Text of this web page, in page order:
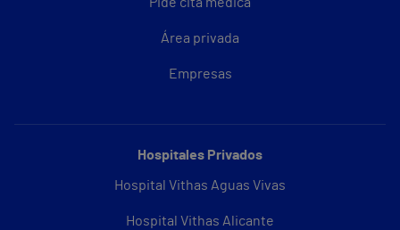
Área privada
Empresas
Hospitales Privados
Hospital Vithas Aguas Vivas
Hospital Vithas Alicante